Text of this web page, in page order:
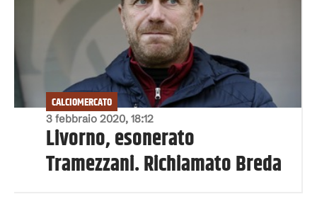
3 febbraio 2020, 18:12
CALCIOMERCATO
Livorno, esonerato
Tramezzani. Richiamato Breda